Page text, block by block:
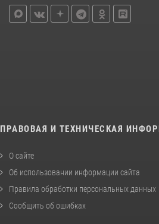
ПРАВОВАЯ И ТЕХНИЧЕСКАЯ
О сайте
Об использовании информации сайта
Правила обработки персональных данных
Сообщить об ошибках